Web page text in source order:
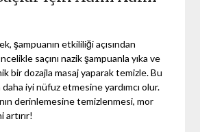
şampuanın etkililiği açısından
saçını nazik şampuanla yıka ve
bir dozajla masaj yaparak temizle. Bu
iyi nüfuz etmesine yardımcı olur.
derinlemesine temizlenmesi, mor
artırır!